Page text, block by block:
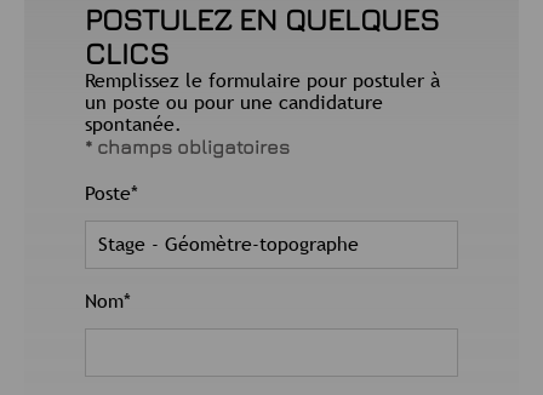
POSTULEZ EN QUELQUES
CLICS
Remplissez le formulaire pour postuler à
un poste ou pour une candidature
spontanée.
* champs obligatoires
Poste*
Nom*